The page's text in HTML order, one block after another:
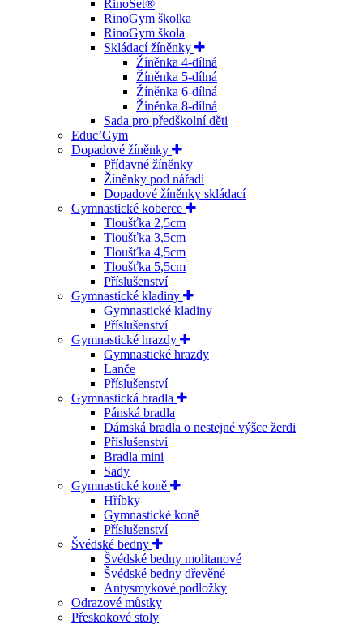
RinoSet®
RinoGym školka
RinoGym škola
Skládací žíněnky
Žíněnka 4-dílná
Žíněnka 5-dílná
Žíněnka 6-dílná
Žíněnka 8-dílná
Sada pro předškolní děti
Educ’Gym
Dopadové žíněnky
Přídavné žíněnky
Žíněnky pod nářadí
Dopadové žíněnky skládací
Gymnastické koberce
Tloušťka 2,5cm
Tloušťka 3,5cm
Tloušťka 4,5cm
Tloušťka 5,5cm
Příslušenství
Gymnastické kladiny
Gymnastické kladiny
Příslušenství
Gymnastické hrazdy
Gymnastické hrazdy
Lanče
Příslušenství
Gymnastická bradla
Pánská bradla
Dámská bradla o nestejné výšce žerdi
Příslušenství
Bradla mini
Sady
Gymnastické koně
Hříbky
Gymnastické koně
Příslušenství
Švédské bedny
Švédské bedny molitanové
Švédské bedny dřevěné
Antysmykové podložky
Odrazové můstky
Přeskokové stoly